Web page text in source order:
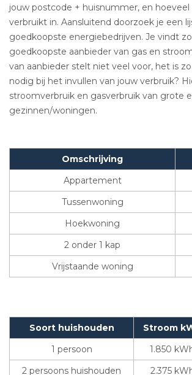
jouw postcode + huisnummer, en
verbruikt in. Aansluitend doorzoek je een
goedkoopste energiebedrijven. Je vindt
goedkoopste aanbieder van gas en
van aanbieder stelt niet veel voor, het is
nodig bij het invullen van jouw verbruik?
stroomverbruik en gasverbruik van grote
gezinnen/woningen.
Omschrijving
Appartement
Tussenwoning
Hoekwoning
2 onder 1 kap
Vrijstaande woning
Soort huishouden Stroom
1 persoon
1.850
2 persoons huishouden
2.375